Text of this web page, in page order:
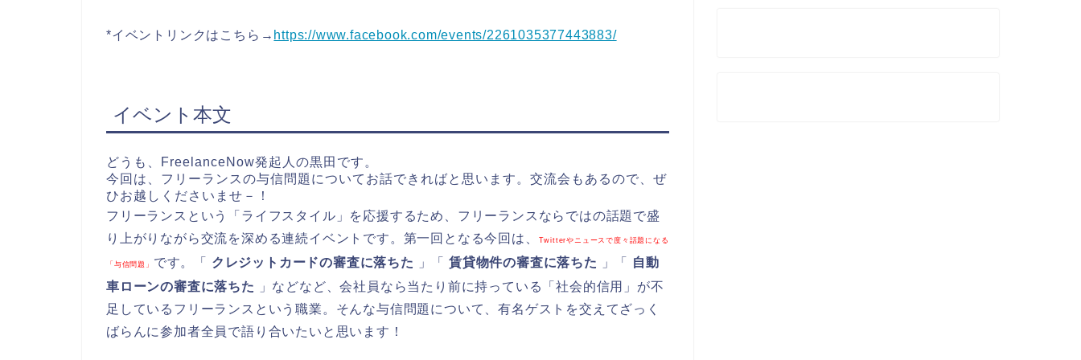
*イベントリンクはこちら→ https://www.facebook.com/events/2261035377443883/
イベント本文
どうも、FreelanceNow発起人の黒田です。
今回は、フリーランスの与信問題についてお話できればと思います。交流会もあるので、ぜ
ひお越しくださいませ－！
フリーランスという「ライフスタイル」を応援するため、フリーランスならではの話題で盛
り上がりながら交流を深める連続イベントです。第一回となる今回は、
Twitterやニュースで度々話題になる
「与信問題」 です。「 クレジットカードの審査に落ちた 」「賃貸物件の審査に落ちた 」「
自動
車ローンの審査に落ちた
」などなど、会社員なら当たり前に持っている「社会的信用」が不
足しているフリーランスという職業。そんな与信問題について、有名ゲストを交えてざっく
ばらんに参加者全員で語り合いたいと思います！